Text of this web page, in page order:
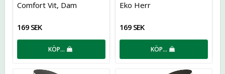
Comfort Vit, Dam
169 SEK
KÖP…
Eko Herr
169 SEK
KÖP…